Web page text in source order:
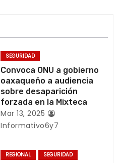
SEGURIDAD
Convoca ONU a gobierno
oaxaqueño a audiencia
sobre desaparición
forzada en la Mixteca
Mar 13, 2025
Informativo6y7
REGIONAL SEGURIDAD